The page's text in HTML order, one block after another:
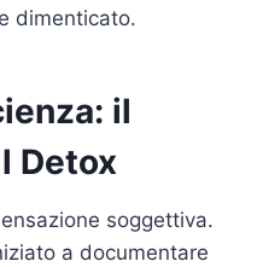
dimenticato.
il
Detox
soggettiva.
a documentare